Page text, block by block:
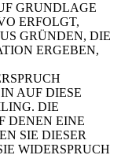
GRUNDLAGE
ERFOLGT,
GRÜNDEN, DIE
ERGEBEN,
AUF DIESE
DIE
DENEN EINE
SIE DIESER
WIDERSPRUCH